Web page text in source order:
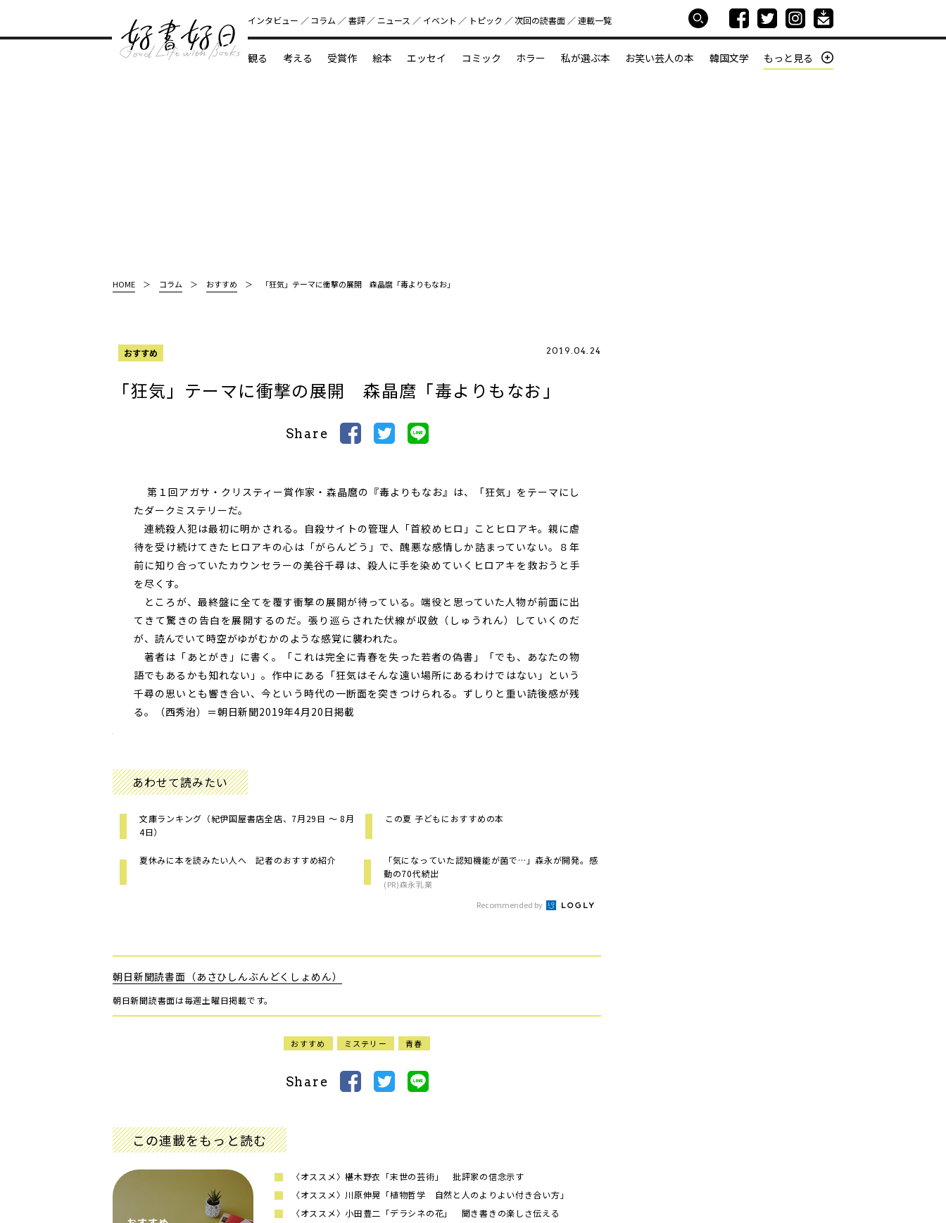
好書好日
インタビュー コラム 書評 ニュース イベント トピック 次回の読書⾯ 連載一覧
観る 考える 受賞作 絵本 エッセイ コミック ホラー 私が選ぶ本 お笑い芸人の本 韓国文学 もっと見る
HOME コラム おすすめ 「狂気」テーマに衝撃の展開 森晶麿「毒よりもなお」
おすすめ 2019.04.24
「狂気」テーマに衝撃の展開 森晶麿「毒よりもなお」
Share
第１回アガサ・クリスティー賞作家・森晶麿の『毒よりもなお』は、「狂気」をテーマにし
たダークミステリーだ。
連続殺人犯は最初に明かされる。自殺サイトの管理人「首絞めヒロ」ことヒロアキ。親に虐
待を受け続けてきたヒロアキの心は「がらんどう」で、醜悪な感情しか詰まっていない。８年
前に知り合っていたカウンセラーの美谷千尋は、殺人に手を染めていくヒロアキを救おうと手
を尽くす。
ところが、最終盤に全てを覆す衝撃の展開が待っている。端役と思っていた人物が前面に出
てきて驚きの告白を展開するのだ。張り巡らされた伏線が収斂（しゅうれん）していくのだ
が、読んでいて時空がゆがむかのような感覚に襲われた。
著者は「あとがき」に書く。「これは完全に青春を失った若者の偽書」「でも、あなたの物
語でもあるかも知れない」。作中にある「狂気はそんな遠い場所にあるわけではない」という
千尋の思いとも響き合い、今という時代の一断面を突きつけられる。ずしりと重い読後感が残
る。（西秀治）＝朝日新聞2019年4月20日掲載
あわせて読みたい
文庫ランキング（紀伊国屋書店全店、7月29日 ～ 8月
4日）
この夏 子どもにおすすめの本
夏休みに本を読みたい人へ 記者のおすすめ紹介
「気になっていた認知機能が菌で…」森永が開発。感
動の70代続出
(PR)森永乳業
Recommended by
朝日新聞読書面（あさひしんぶんどくしょめん）
朝日新聞読書面は毎週土曜日掲載です。
おすすめ ミステリー 青春
Share
この連載をもっと読む
〈オススメ〉椹木野衣「末世の芸術」 批評家の信念示す
〈オススメ〉川原伸晃「植物哲学 自然と人のよりよい付き合い方」
〈オススメ〉小田豊二「デラシネの花」 聞き書きの楽しさ伝える